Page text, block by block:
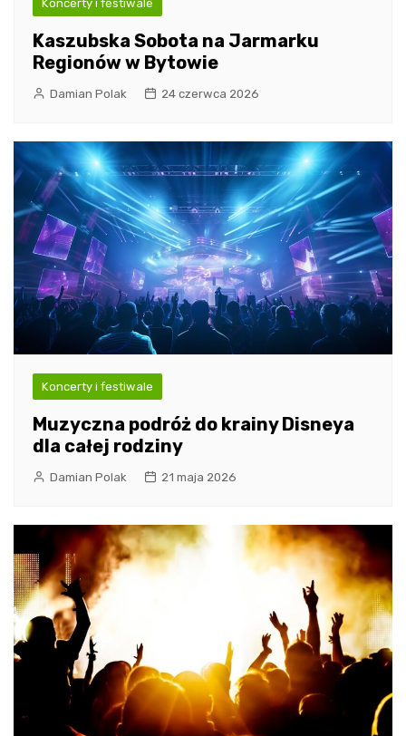
Koncerty i festiwale
Kaszubska Sobota na Jarmarku
Regionów w Bytowie
Damian Polak 24 czerwca 2026
Koncerty i festiwale
Muzyczna podróż do krainy Disneya
dla całej rodziny
Damian Polak 21 maja 2026